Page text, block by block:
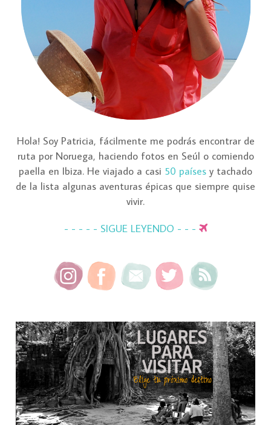
Hola! Soy Patricia, fácilmente me podrás encontrar de
ruta por Noruega, haciendo fotos en Seúl o comiendo
paella en Ibiza. He viajado a casi 50 países y tachado
de la lista algunas aventuras épicas que siempre quise
vivir.
- - - - - SIGUE LEYENDO - - -